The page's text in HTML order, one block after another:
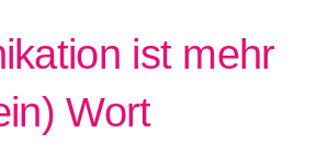
ist mehr
Wort